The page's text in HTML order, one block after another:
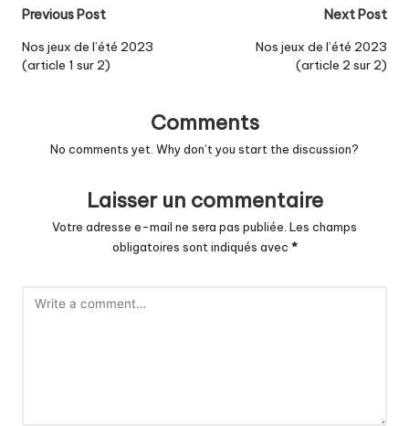
Post
navigation
Previous Post
Nos jeux de l’été 2023
(article 1 sur 2)
Next Post
Nos jeux de l’été 2023
(article 2 sur 2)
Comments
No comments yet. Why don’t you start the discussion?
Laisser un commentaire
Votre adresse e-mail ne sera pas publiée. Les champs
obligatoires sont indiqués avec *